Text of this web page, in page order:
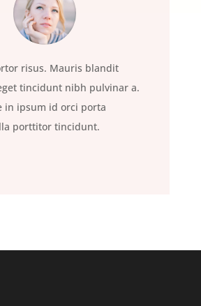
risus. Mauris blandit
tincidunt nibh pulvinar a.
in ipsum id orci porta
porttitor tincidunt.